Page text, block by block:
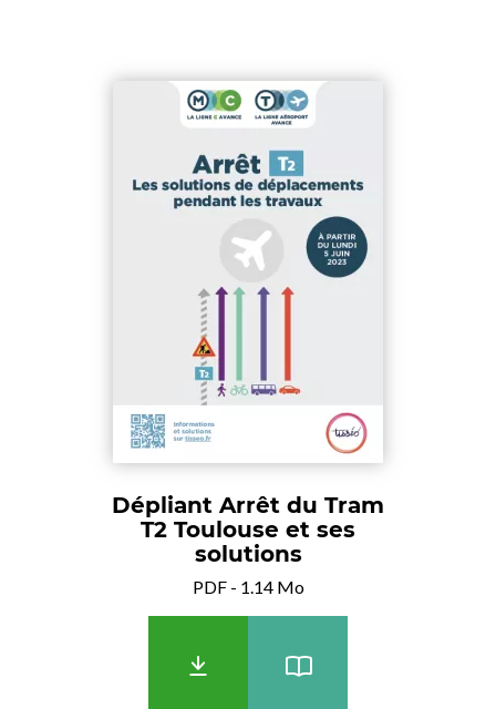
Dépliant Arrêt du Tram
T2 Toulouse et ses
solutions
PDF - 1.14 Mo